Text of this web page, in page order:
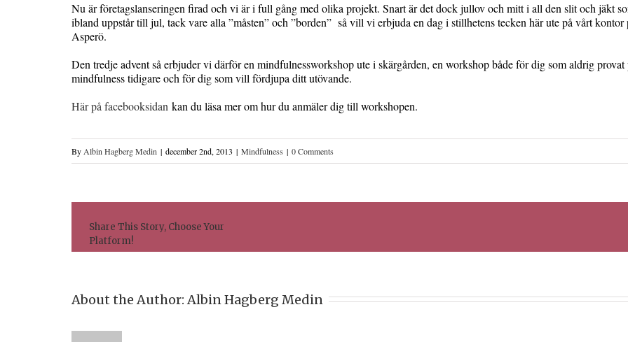
Nu är företagslanseringen firad och vi är i full gång med olika projekt. Snart är det dock jullov och mitt i all den slit och jäkt
ibland uppstår till jul, tack vare alla ”måsten” och ”borden” så vill vi erbjuda en dag i stillhetens tecken här ute på vårt kontor
Asperö.
Den tredje advent så erbjuder vi därför en mindfulnessworkshop ute i skärgården, en workshop både för dig som aldrig provat
mindfulness tidigare och för dig som vill fördjupa ditt utövande.
Här på facebooksidan kan du läsa mer om hur du anmäler dig till workshopen.
By Albin Hagberg Medin | december 2nd, 2013 | Mindfulness | 0 Comments
Share This Story, Choose Your
Platform!
About the Author: Albin Hagberg Medin